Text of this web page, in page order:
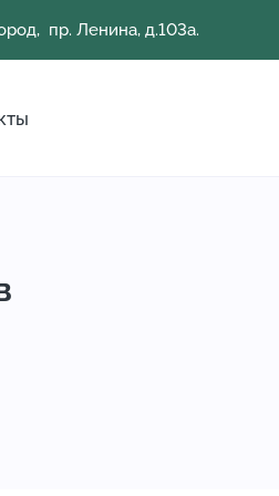
пр. Ленина, д.103а.